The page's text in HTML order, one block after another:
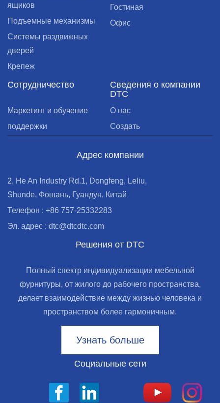
ящиков
Подъемные механизмы
Системы раздвижных
дверей
Крепеж
Гостиная
Офис
Сотрудничество
Маркетинг и обучение
поддержки
Сведения о компании
DTC
О нас
Создать
Адрес компании
2, He An Industry Rd.1, Dongfeng, Leliu,
Shunde, Фошань, Гуандун, Китай
Телефон : +86 757-25332283
Эл. адрес : dtc@dtcdtc.com
Решения от DTC
Полный спектр индивидуализации мебельной
фурнитуры, от жилого до рабочего пространства,
делает взаимодействие между жизнью человека и
пространством более гармоничным.
Узнать больше
Социальные сети